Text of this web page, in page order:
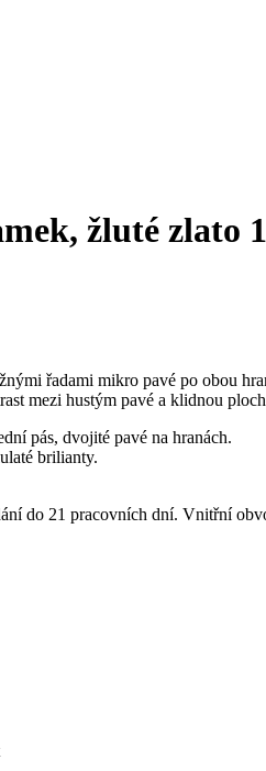
žluté zlato
řadami mikro pavé po obou
mezi hustým pavé a klidnou
pás, dvojité pavé na hranách.
brilianty.
do 21 pracovních dní. Vnitřní